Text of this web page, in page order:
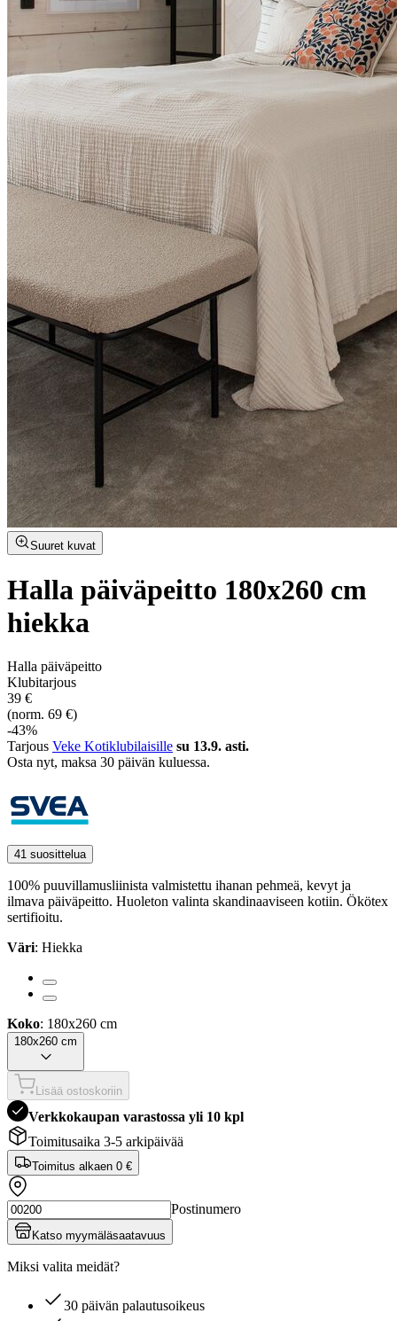
Suuret kuvat
Halla päiväpeitto 180x260 cm
hiekka
Halla päiväpeitto
Klubitarjous
39 €
(norm. 69 €)
-43%
Tarjous Veke Kotiklubilaisille su 13.9. asti.
Osta nyt, ­maksa 30 päivän kuluessa.
41 suosittelua
100% puuvillamusliinista valmistettu ihanan pehmeä, kevyt ja
ilmava päiväpeitto. Huoleton valinta skandinaaviseen kotiin. Ökötex
sertifioitu.
Väri: Hiekka
Koko: 180x260 cm
180x260 cm
Lisää ostoskoriin
Verkkokaupan varastossa yli 10 kpl
Toimitusaika 3-5 arkipäivää
Toimitus alkaen 0 €
Postinumero
Katso myymäläsaatavuus
Miksi valita meidät?
30 päivän palautusoikeus